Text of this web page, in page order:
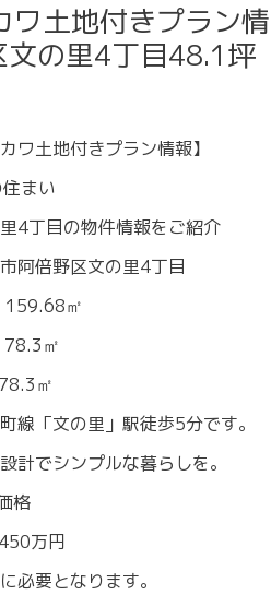
ワ土地付きプラン情
文の里4丁目48.1坪
ワ土地付きプラン情報】
まい
4丁目の物件情報をご紹介
阿倍野区文の里4丁目
㎡
㎡
㎡
線「文の里」駅徒歩5分です。
計でシンプルな暮らしを。
格
万円
必要となります。